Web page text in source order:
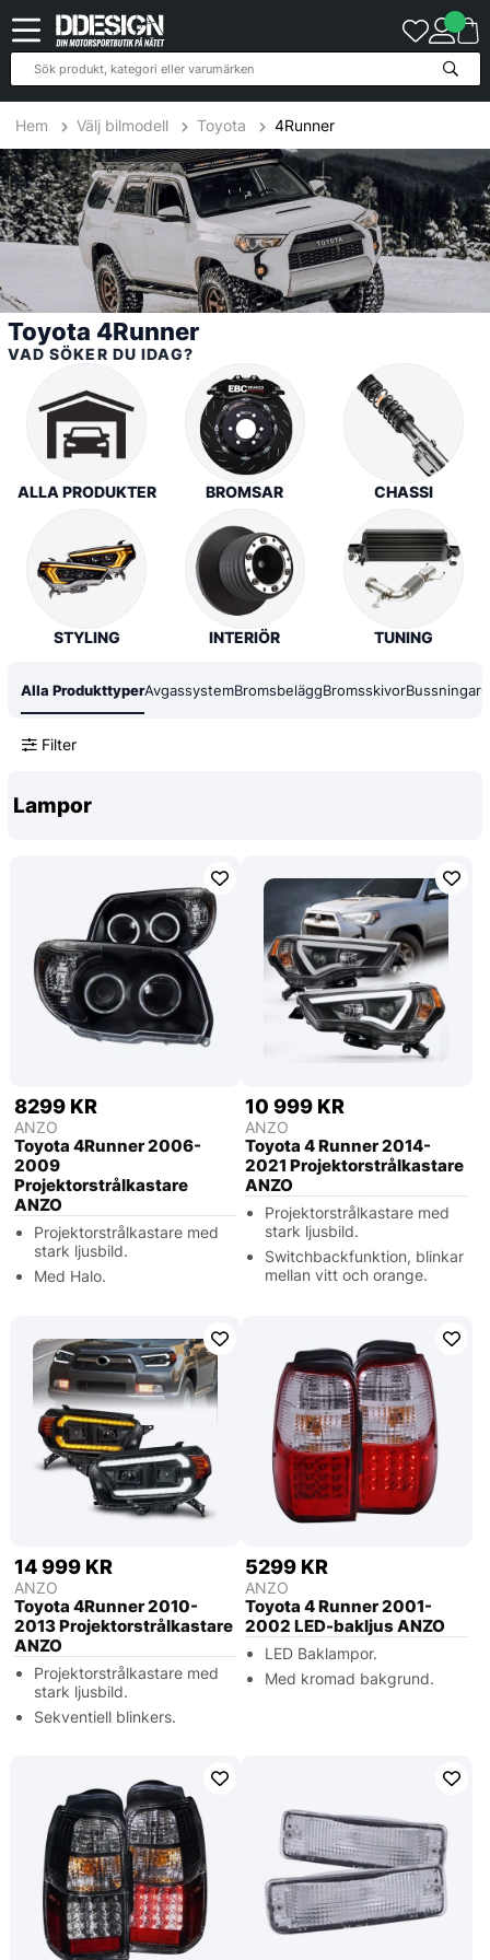
Hem Välj bilmodell Toyota 4Runner
Toyota 4Runner
VAD SÖKER DU IDAG?
ALLA PRODUKTER BROMSAR CHASSI
STYLING INTERIÖR TUNING
Alla ProdukttyperAvgassystemBromsbeläggBromsskivorBussningar
Filter
255 Produkter
Lampor
8299 KR
ANZO
Toyota 4Runner 2006-
2009
Projektorstrålkastare
ANZO
Projektorstrålkastare med
stark ljusbild.
Med Halo.
10 999 KR
ANZO
Toyota 4 Runner 2014-
2021 Projektorstrålkastare
ANZO
Projektorstrålkastare med
stark ljusbild.
Switchbackfunktion, blinkar
mellan vitt och orange.
14 999 KR
ANZO
Toyota 4Runner 2010-
2013 Projektorstrålkastare
ANZO
Projektorstrålkastare med
stark ljusbild.
Sekventiell blinkers.
5299 KR
ANZO
Toyota 4 Runner 2001-
2002 LED-bakljus ANZO
LED Baklampor.
Med kromad bakgrund.